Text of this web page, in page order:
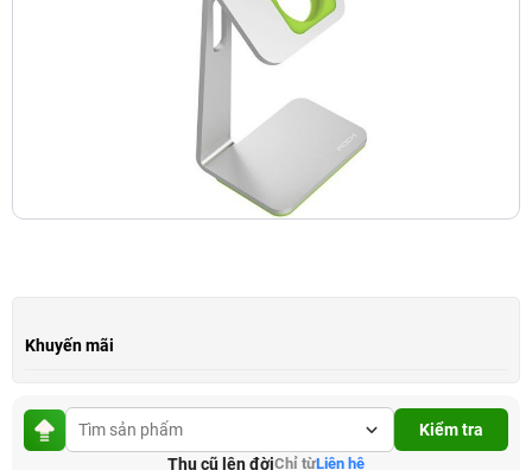
Khuyến mãi
Kiểm tra
Thu cũ lên đờiChỉ từLiên hệ